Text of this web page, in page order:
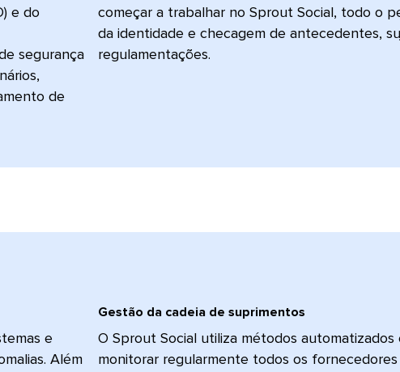
e do
segurança
de
começar a trabalhar no Sprout Social, todo o
da identidade e checagem de antecedentes,
regulamentações.​​
e
Além
Gestão da cadeia de suprimentos​​
O Sprout Social utiliza métodos automatizados
monitorar regularmente todos os